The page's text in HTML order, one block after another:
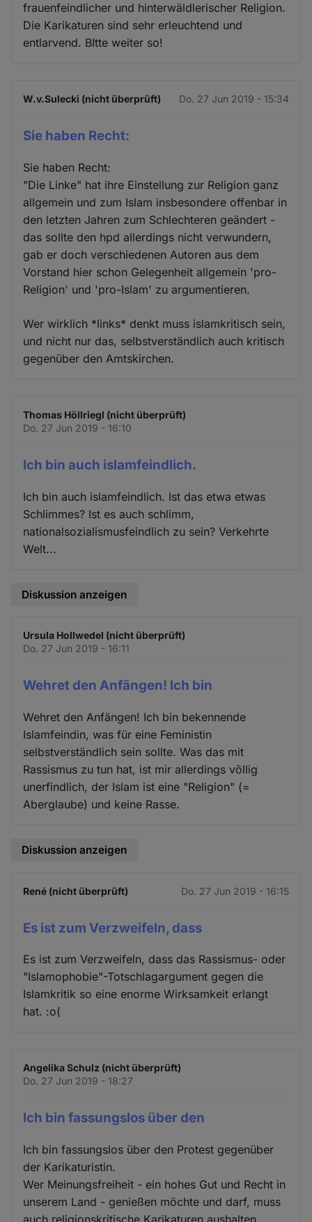
frauenfeindlicher und hinterwäldlerischer Religion.
Die Karikaturen sind sehr erleuchtend und
entlarvend. BItte weiter so!
W.v.Sulecki (nicht überprüft) Do. 27 Jun 2019 - 15:34
Sie haben Recht:
Sie haben Recht:
"Die Linke" hat ihre Einstellung zur Religion ganz
allgemein und zum Islam insbesondere offenbar in
den letzten Jahren zum Schlechteren geändert -
das sollte den hpd allerdings nicht verwundern,
gab er doch verschiedenen Autoren aus dem
Vorstand hier schon Gelegenheit allgemein 'pro-
Religion' und 'pro-Islam' zu argumentieren.
Wer wirklich *links* denkt muss islamkritisch sein,
und nicht nur das, selbstverständlich auch kritisch
gegenüber den Amtskirchen.
Thomas Höllriegl (nicht überprüft)
Do. 27 Jun 2019 - 16:10
Ich bin auch islamfeindlich.
Ich bin auch islamfeindlich. Ist das etwa etwas
Schlimmes? Ist es auch schlimm,
nationalsozialismusfeindlich zu sein? Verkehrte
Welt...
Diskussion anzeigen
Ursula Hollwedel (nicht überprüft)
Do. 27 Jun 2019 - 16:11
Wehret den Anfängen! Ich bin
Wehret den Anfängen! Ich bin bekennende
Islamfeindin, was für eine Feministin
selbstverständlich sein sollte. Was das mit
Rassismus zu tun hat, ist mir allerdings völlig
unerfindlich, der Islam ist eine "Religion" (=
Aberglaube) und keine Rasse.
Diskussion anzeigen
René (nicht überprüft) Do. 27 Jun 2019 - 16:15
Es ist zum Verzweifeln, dass
Es ist zum Verzweifeln, dass das Rassismus- oder
"Islamophobie"-Totschlagargument gegen die
Islamkritik so eine enorme Wirksamkeit erlangt
hat. :o(
Angelika Schulz (nicht überprüft)
Do. 27 Jun 2019 - 18:27
Ich bin fassungslos über den
Ich bin fassungslos über den Protest gegenüber
der Karikaturistin.
Wer Meinungsfreiheit - ein hohes Gut und Recht in
unserem Land - genießen möchte und darf, muss